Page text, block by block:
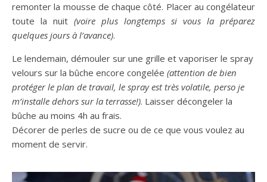
remonter la mousse de chaque côté. Placer au congélateur
toute la nuit (voire plus longtemps si vous la préparez
quelques jours à l’avance).
Le lendemain, démouler sur une grille et vaporiser le spray
velours sur la bûche encore congelée (attention de bien
protéger le plan de travail, le spray est très volatile, perso je
m’installe dehors sur la terrasse!). Laisser décongeler la
bûche au moins 4h au frais.
Décorer de perles de sucre ou de ce que vous voulez au
moment de servir.